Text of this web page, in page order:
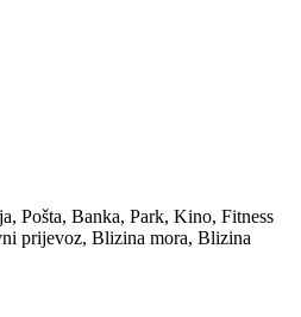
Pošta, Banka, Park, Kino, Fitness
prijevoz, Blizina mora, Blizina